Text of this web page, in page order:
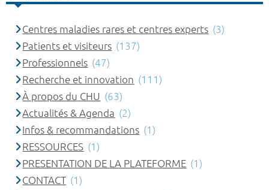
Centres maladies rares et centres experts (3)
Patients et visiteurs (137)
Professionnels (47)
Recherche et innovation (111)
À propos du CHU (63)
Actualités & Agenda (2)
Infos & recommandations (1)
RESSOURCES (1)
PRESENTATION DE LA PLATEFORME (1)
CONTACT (1)